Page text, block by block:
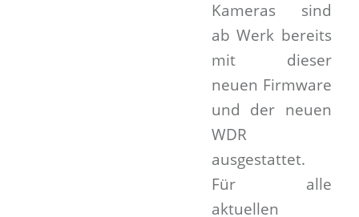
Kameras sind
ab Werk bereits
mit dieser
neuen Firmware
und der neuen
WDR
ausgestattet.
Für alle
aktuellen